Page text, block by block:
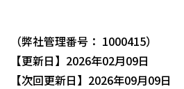
（弊社管理番号： 1000415）
【更新日】2026年02月09日
【次回更新日】2026年09月09日